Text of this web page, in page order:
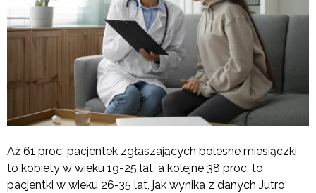
Aż 61 proc. pacjentek zgłaszających bolesne miesiączki
to kobiety w wieku 19-25 lat, a kolejne 38 proc. to
pacjentki w wieku 26-35 lat, jak wynika z danych Jutro